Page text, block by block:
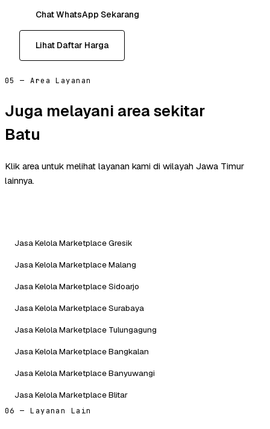
Chat WhatsApp Sekarang
Lihat Daftar Harga
05 — Area Layanan
Juga melayani area sekitar
Batu
Klik area untuk melihat layanan kami di wilayah Jawa Timur
lainnya.
Jasa Kelola Marketplace Gresik
Jasa Kelola Marketplace Malang
Jasa Kelola Marketplace Sidoarjo
Jasa Kelola Marketplace Surabaya
Jasa Kelola Marketplace Tulungagung
Jasa Kelola Marketplace Bangkalan
Jasa Kelola Marketplace Banyuwangi
Jasa Kelola Marketplace Blitar
06 — Layanan Lain